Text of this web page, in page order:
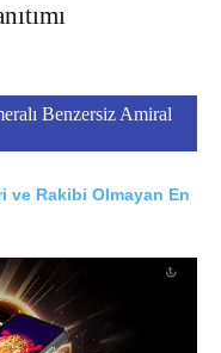
Benzersiz Amiral
ve Rakibi Olmayan En